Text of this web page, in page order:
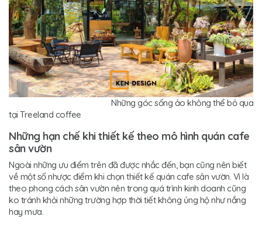
Những góc sống ảo không thể bỏ qua
tại Treeland coffee
Những hạn chế khi thiết kế theo mô hình quán cafe
sân vườn
Ngoài những ưu điểm trên đã được nhắc đến, bạn cũng nên biết
về một số nhược điểm khi chọn thiết kế quán cafe sân vườn. Vì là
theo phong cách sân vườn nên trong quá trình kinh doanh cũng
ko tránh khỏi những trường hợp thời tiết không ủng hộ như nắng
hay mưa.